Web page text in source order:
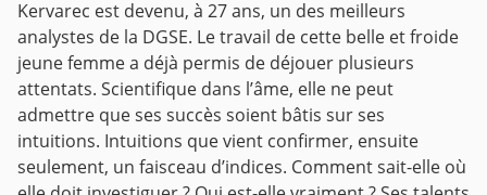
Kervarec est devenu, à 27 ans, un des meilleurs
analystes de la DGSE. Le travail de cette belle et froide
jeune femme a déjà permis de déjouer plusieurs
attentats. Scientifique dans l’âme, elle ne peut
admettre que ses succès soient bâtis sur ses
intuitions. Intuitions que vient confirmer, ensuite
seulement, un faisceau d’indices. Comment sait-elle où